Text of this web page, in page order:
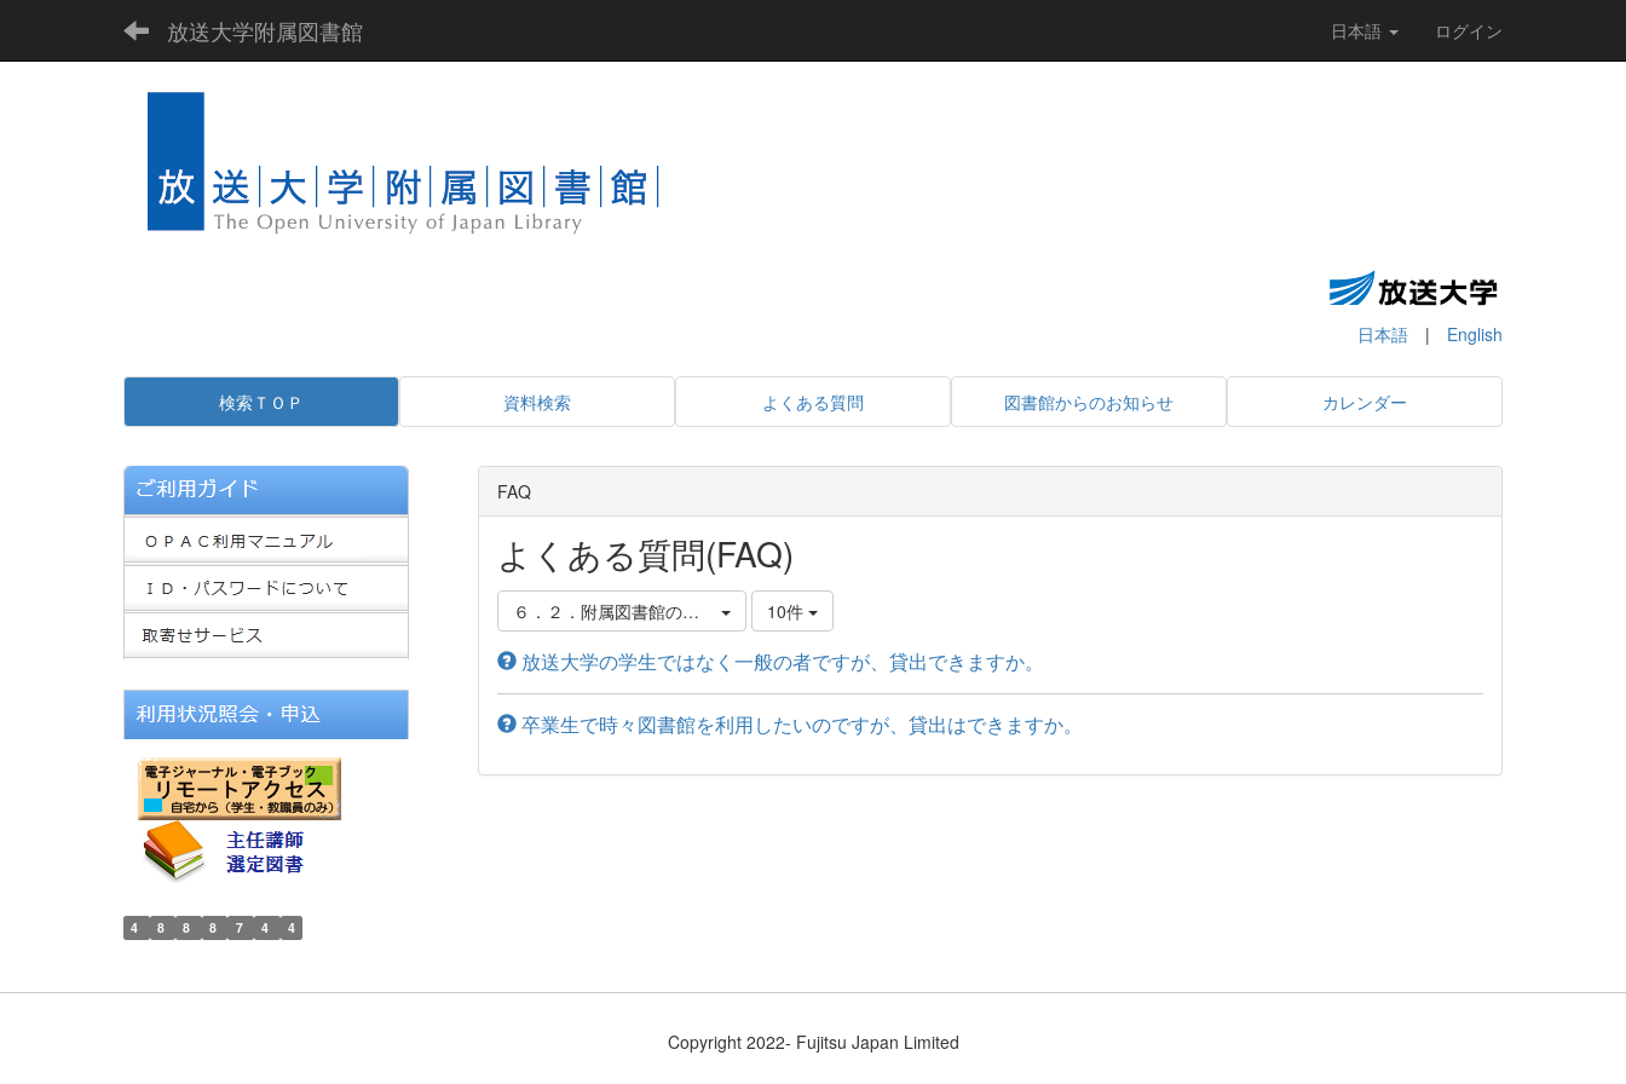
放送大学附属図書館 日本語 ログイン
日本語 | English
検索ＴＯＰ 資料検索 よくある質問 図書館からのお知らせ カレンダー
FAQ
よくある質問(FAQ)
６．２．附属図書館の利用（一般の方の利用について）
10件
放送大学の学生ではなく一般の者ですが、貸出できますか。
卒業生で時々図書館を利用したいのですが、貸出はできますか。
4 8 8 8 7 4 4
Copyright 2022- Fujitsu Japan Limited